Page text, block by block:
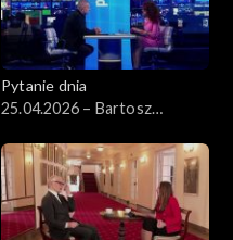
Pytanie dnia
25.04.2026 – Bartosz